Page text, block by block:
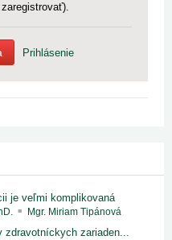
Prihlásenie
je veľmi komplikovaná
Mgr. Miriam Tipánová
zdravotníckych zariaden...